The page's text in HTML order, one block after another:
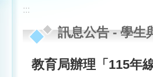
:::
訊息公告-學生
教育局辦理「115年